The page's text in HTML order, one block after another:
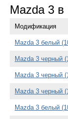
Mazda 3 в
Модификация
Mazda 3 белый
Mazda 3 черный
Mazda 3 черный
Mazda 3 черный
Mazda 3 белый